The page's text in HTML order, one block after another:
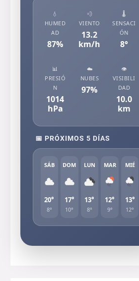
💧
HUMED
AD
87%
💨
VIENTO
13.2
km/h
🌡️
SENSACI
ÓN
8°
📊
PRESIÓ
N
1014
hPa
☁️
NUBES
97%
👁️
VISIBILI
DAD
10.0
km
📅 PRÓXIMOS 5 DÍAS
SÁB
20°
8°
DOM
17°
10°
LUN
13°
8°
MAR
12°
9°
MIÉ
13°
12°